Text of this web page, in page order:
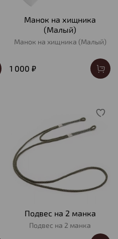
Манок на хищника
(Малый)
Манок на хищника (Малый)
1 000 ₽
Подвес на 2 манка
Подвес на 2 манка